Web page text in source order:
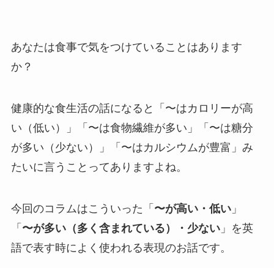
あなたは食事で気をつけていることはあります
か？
健康的な食生活の話になると「〜はカロリーが高
い（低い）」「〜は食物繊維が多い」「〜は糖分
が多い（少ない）」「〜はカルシウムが豊富」み
たいに言うことってありますよね。
今回のコラムはこういった「 〜が高い・低い」
「 〜が多い（多く含まれている）・少ない」を英
語で表す時によく使われる表現のお話です。